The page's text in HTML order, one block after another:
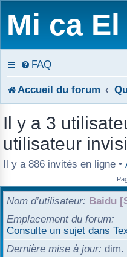
Mi ca
FAQ
Accueil du forum
Il y a 3
utilisateur
Il y a 886 invités en ligne •
Nom d’utilisateur
Baidu
Emplacement du forum
Consulte un sujet dans
Dernière mise à jour dim.